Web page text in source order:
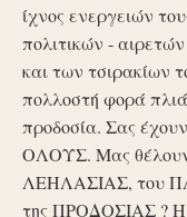
ίχνος ενεργειών
πολιτικών -
και των τσιρακίων
πολλοστή φορά
προδοσία. Σας
ΟΛΟΥΣ. Μας θέλουν
ΛΕΗΛΑΣΙΑΣ, του
της ΠΡΟΔΟΣΙΑΣ ? Η